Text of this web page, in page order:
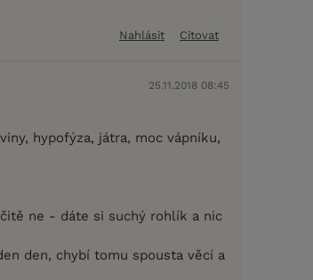
Nahlásit Citovat
25.11.2018 08:45
hypofýza, játra, moc vápníku,
ne - dáte si suchý rohlík a nic
den, chybí tomu spousta věcí a